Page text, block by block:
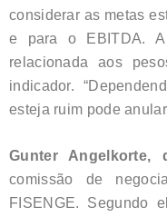
considerar as metas
e para o EBITDA.
relacionada aos
indicador.
esteja ruim pode
Gunter Angelkorte,
comissão de
FISENGE. Segundo